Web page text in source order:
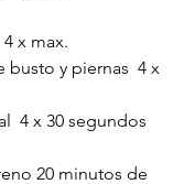
x max.
busto y piernas  4 x
4 x 30 segundos
20 minutos de